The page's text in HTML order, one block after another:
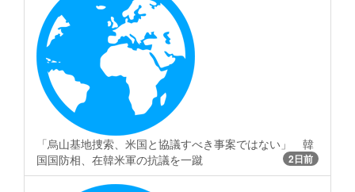
「烏山基地捜索、米国と協議すべき事案ではない」 韓
国国防相、在韓米軍の抗議を一蹴
2日前